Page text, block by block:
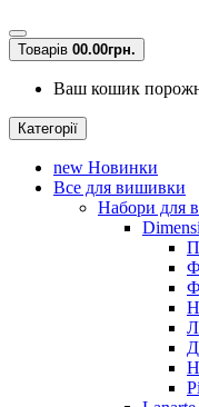
Товарів 00.00грн.
Ваш кошик
Категорії
new Новинки
Все для вишивки
Набори для